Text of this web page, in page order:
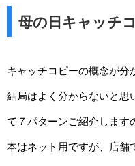
母の日キャッチ
キャッチコピーの概念が分
結局はよく分からないと思
て７パターンご紹介します
本はネット用ですが、店舗